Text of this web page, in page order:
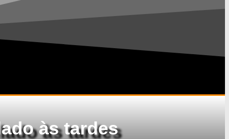
às tardes